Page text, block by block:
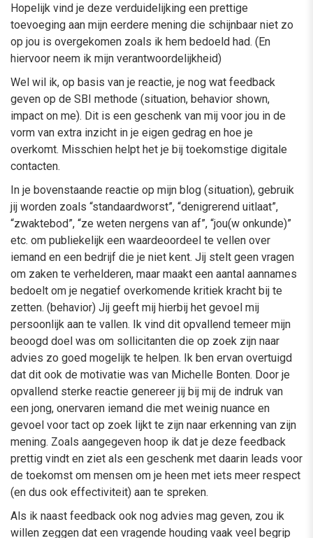
Hopelijk vind je deze verduidelijking een prettige
toevoeging aan mijn eerdere mening die schijnbaar niet zo
op jou is overgekomen zoals ik hem bedoeld had. (En
hiervoor neem ik mijn verantwoordelijkheid)
Wel wil ik, op basis van je reactie, je nog wat feedback
geven op de SBI methode (situation, behavior shown,
impact on me). Dit is een geschenk van mij voor jou in de
vorm van extra inzicht in je eigen gedrag en hoe je
overkomt. Misschien helpt het je bij toekomstige digitale
contacten.
In je bovenstaande reactie op mijn blog (situation), gebruik
jij worden zoals “standaardworst”, “denigrerend uitlaat”,
“zwaktebod”, “ze weten nergens van af”, “jou(w onkunde)”
etc. om publiekelijk een waardeoordeel te vellen over
iemand en een bedrijf die je niet kent. Jij stelt geen vragen
om zaken te verhelderen, maar maakt een aantal aannames
bedoelt om je negatief overkomende kritiek kracht bij te
zetten. (behavior) Jij geeft mij hierbij het gevoel mij
persoonlijk aan te vallen. Ik vind dit opvallend temeer mijn
beoogd doel was om sollicitanten die op zoek zijn naar
advies zo goed mogelijk te helpen. Ik ben ervan overtuigd
dat dit ook de motivatie was van Michelle Bonten. Door je
opvallend sterke reactie genereer jij bij mij de indruk van
een jong, onervaren iemand die met weinig nuance en
gevoel voor tact op zoek lijkt te zijn naar erkenning van zijn
mening. Zoals aangegeven hoop ik dat je deze feedback
prettig vindt en ziet als een geschenk met daarin leads voor
de toekomst om mensen om je heen met iets meer respect
(en dus ook effectiviteit) aan te spreken.
Als ik naast feedback ook nog advies mag geven, zou ik
willen zeggen dat een vragende houding vaak veel begrip